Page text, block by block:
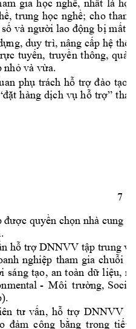
am gia học nghề, nhất là
trung học nghề; cho thanh
và người lao động bị mất
g, duy trì, nâng cấp hệ
tuyến, truyền thông,
nhỏ và vừa.
an phụ trách hỗ trợ đào tạo,
hàng dịch vụ hỗ trợ”
7
được quyền chọn nhà cung
.
hỗ trợ DNNVV tập trung
nghiệp tham gia chuỗi
sáng tạo, an toàn dữ liệu,
nmental - Môi trường,
tư vấn, hỗ trợ DNNVV
đảm công bằng trong tiếp